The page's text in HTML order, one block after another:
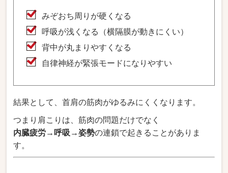
みぞおち周りが硬くなる
呼吸が浅くなる（横隔膜が動きにくい）
背中が丸まりやすくなる
自律神経が緊張モードになりやすい
結果として、首肩の筋肉がゆるみにくくなります。
つまり肩こりは、筋肉の問題だけでなく
内臓疲労→呼吸→姿勢の連鎖で起きることがありま
す。